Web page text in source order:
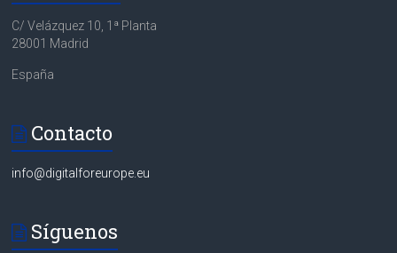
C/ Velázquez 10, 1ª Planta
28001 Madrid
España
Contacto
info@digitalforeurope.eu
Síguenos